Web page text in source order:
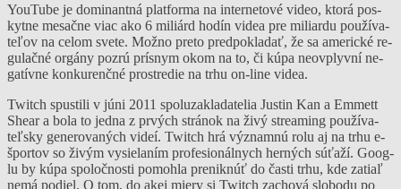
YouTu­be je do­mi­nan­tná plat­for­ma na inter­ne­to­vé vi­deo, kto­rá pos­
kyt­ne me­sač­ne viac ako 6 mi­liárd ho­dín vi­dea pre mi­liar­du pou­ží­va­
te­ľov na ce­lom sve­te. Mož­no pre­to pred­pok­la­dať, že sa ame­ric­ké re­
gu­lač­né or­gá­ny poz­rú prís­nym okom na to, či kú­pa neov­plyv­ní ne­
ga­tív­ne kon­ku­ren­čné pros­tre­die na tr­hu on-li­ne vi­dea.
Twitch spus­ti­li v jú­ni 2011 spo­lu­zak­la­da­te­lia Jus­tin Kan a Em­mett
Shear a bo­la to jed­na z pr­vých strá­nok na ži­vý strea­ming pou­ží­va­
teľ­sky ge­ne­ro­va­ných vi­deí. Twitch hrá vý­znam­nú ro­lu aj na tr­hu e-
špor­tov so ži­vým vy­sie­la­ním pro­fe­sio­nál­nych her­ných sú­ťa­ží. Goog­
lu by kú­pa spo­loč­nos­ti po­moh­la pre­nik­núť do čas­ti tr­hu, kde za­tiaľ
ne­má po­diel. O tom, do akej mie­ry si Twitch za­cho­vá slo­bo­du po